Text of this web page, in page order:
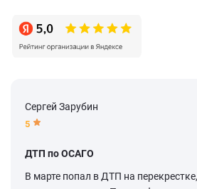
Сергей Зарубин
5
ДТП по ОСАГО
В марте попал в ДТП на